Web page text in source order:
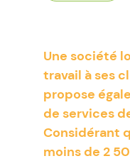
Une société
travail à ses
propose
de services
Considérant
moins de 2